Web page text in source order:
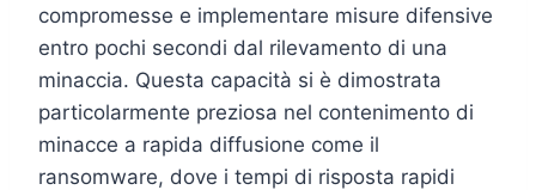
compromesse e implementare misure difensive
entro pochi secondi dal rilevamento di una
minaccia. Questa capacità si è dimostrata
particolarmente preziosa nel contenimento di
minacce a rapida diffusione come il
ransomware, dove i tempi di risposta rapidi